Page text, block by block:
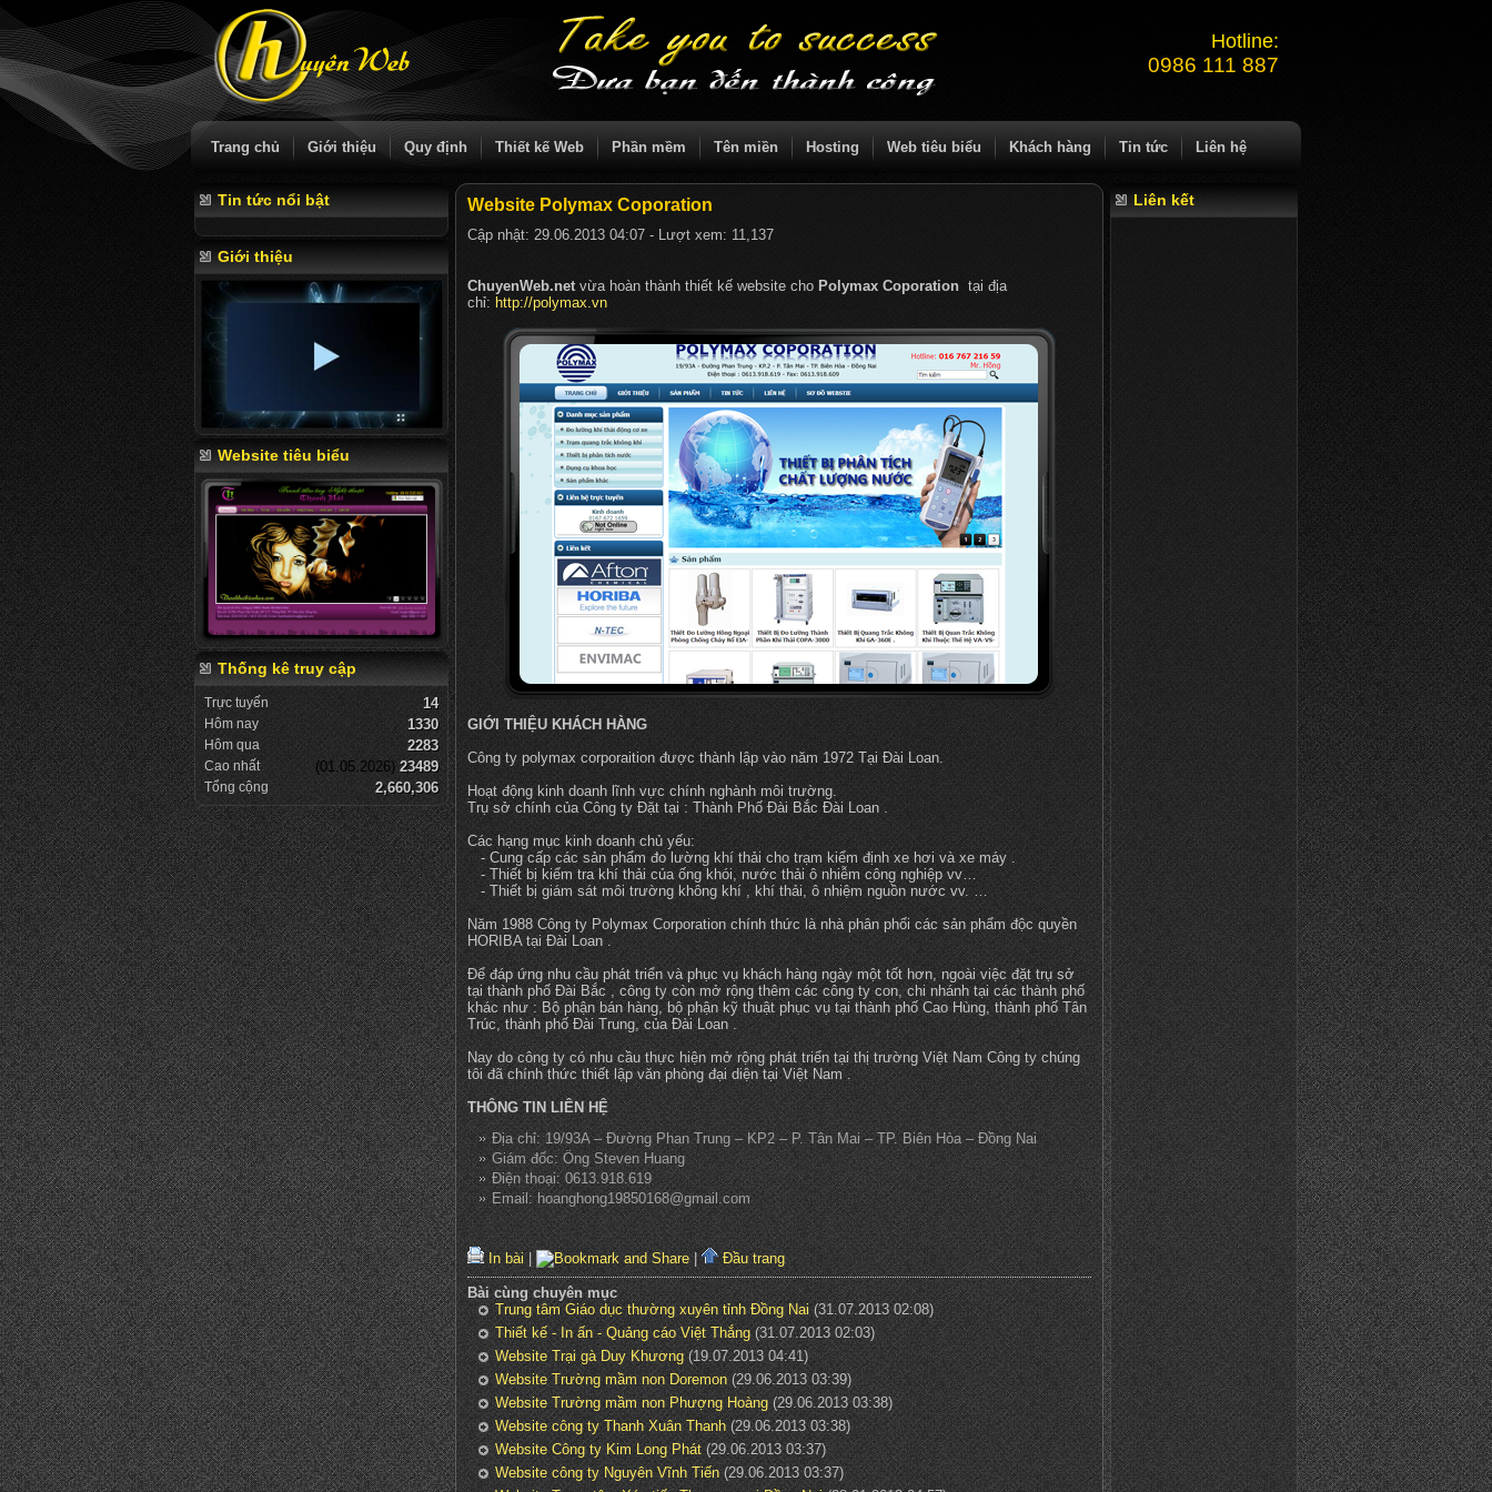
Hotline:
0986 111 887
Trang chủ Giới thiệu Quy định Thiết kế Web Phần mềm Tên miền Hosting Web tiêu biểu Khách hàng Tin tức Liên hệ
Tin tức nổi bật
Giới thiệu
Website tiêu biểu
Thống kê truy cập
Trực tuyến 14
Hôm nay 1330
Hôm qua 2283
Cao nhất (01.05.2026)23489
Tổng cộng 2,660,306
Website Polymax Coporation
Cập nhật: 29.06.2013 04:07 - Lượt xem: 11,137
ChuyenWeb.netvừa hoàn thành thiết kế website cho Polymax Coporation tại địa
chỉ: http://polymax.vn
GIỚI THIỆU KHÁCH HÀNG
Công ty polymax corporaition được thành lập vào năm 1972 Tại Đài Loan.
Hoạt động kinh doanh lĩnh vực chính nghành môi trường.
Trụ sở chính của Công ty Đặt tại : Thành Phố Đài Bắc Đài Loan .
Các hạng mục kinh doanh chủ yếu:
- Cung cấp các sản phẩm đo lường khí thải cho trạm kiểm định xe hơi và xe máy .
- Thiết bị kiểm tra khí thải của ống khói, nước thải ô nhiễm công nghiệp vv…
- Thiết bị giám sát môi trường không khí , khí thải, ô nhiệm nguồn nước vv. …
Năm 1988 Công ty Polymax Corporation chính thức là nhà phân phối các sản phẩm độc quyền
HORIBA tại Đài Loan .
Để đáp ứng nhu cầu phát triển và phục vụ khách hàng ngày một tốt hơn, ngoài việc đặt trụ sở
tại thành phố Đài Bắc , công ty còn mở rộng thêm các công ty con, chi nhánh tại các thành phố
khác như : Bộ phận bán hàng, bộ phận kỹ thuật phục vụ tại thành phố Cao Hùng, thành phố Tân
Trúc, thành phố Đài Trung, của Đài Loan .
Nay do công ty có nhu cầu thực hiện mở rộng phát triển tại thị trường Việt Nam Công ty chúng
tôi đã chính thức thiết lập văn phòng đại diện tại Việt Nam .
THÔNG TIN LIÊN HỆ
Địa chỉ: 19/93A – Đường Phan Trung – KP2 – P. Tân Mai – TP. Biên Hòa – Đồng Nai
Giám đốc: Ông Steven Huang
Điện thoại: 0613.918.619
Email: hoanghong19850168@gmail.com
In bài| | Đầu trang
Bài cùng chuyên mục
Trung tâm Giáo dục thường xuyên tỉnh Đồng Nai (31.07.2013 02:08)
Thiết kế - In ấn - Quảng cáo Việt Thắng (31.07.2013 02:03)
Website Trại gà Duy Khương (19.07.2013 04:41)
Website Trường mầm non Doremon (29.06.2013 03:39)
Website Trường mầm non Phượng Hoàng (29.06.2013 03:38)
Website công ty Thanh Xuân Thanh (29.06.2013 03:38)
Website Công ty Kim Long Phát (29.06.2013 03:37)
Website công ty Nguyên Vĩnh Tiến (29.06.2013 03:37)
Liên kết